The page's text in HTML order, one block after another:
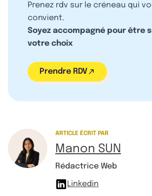
Prenez rdv sur le créneau qui
convient.
Soyez accompagné pour être
votre choix
Prendre RDV
ARTICLE ÉCRIT PAR
Manon SUN
Rédactrice Web
Linkedin